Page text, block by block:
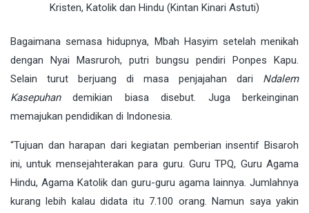
Kristen, Katolik dan Hindu (Kintan Kinari Astuti)
Bagaimana semasa hidupnya, Mbah Hasyim setelah menikah
dengan Nyai Masruroh, putri bungsu pendiri Ponpes Kapu.
Selain turut berjuang di masa penjajahan dari Ndalem
Kasepuhandemikian biasa disebut. Juga berkeinginan
memajukan pendidikan di Indonesia.
“Tujuan dan harapan dari kegiatan pemberian insentif Bisaroh
ini, untuk mensejahterakan para guru. Guru TPQ, Guru Agama
Hindu, Agama Katolik dan guru-guru agama lainnya. Jumlahnya
kurang lebih kalau didata itu 7.100 orang. Namun saya yakin